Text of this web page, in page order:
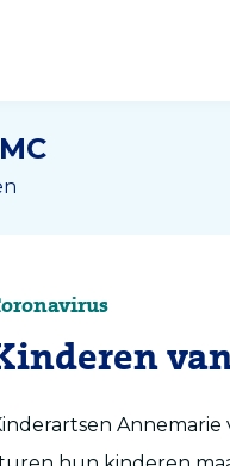
Annemarie